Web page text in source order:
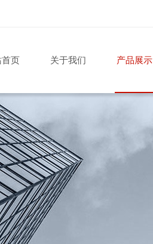
首页 关于我们 产品展示